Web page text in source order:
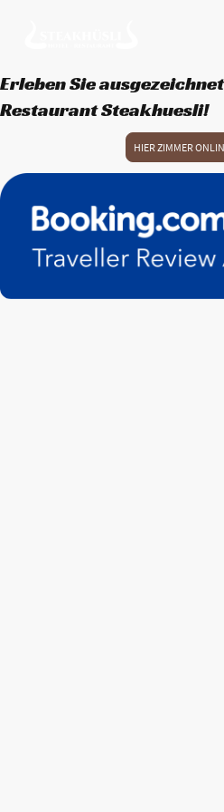
Erleben Sie
Restaurant Steakhuesli!
HIER ZIMMER